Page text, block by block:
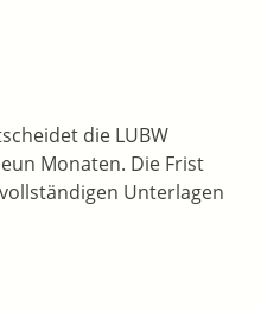
die LUBW
Monaten. Die Frist
Unterlagen